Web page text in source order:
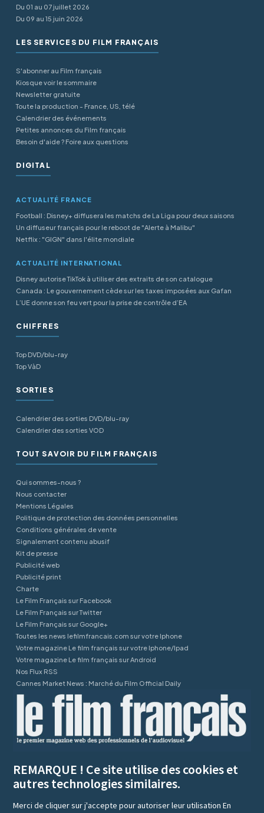
Du 01 au 07 juillet 2026
Du 09 au 15 juin 2026
LES SERVICES DU FILM FRANÇAIS
S'abonner au Film français
Kiosque voir le sommaire
Newsletter gratuite
Toute la production - France, US, télé
Calendrier des événements
Petites annonces du Film français
Besoin d'aide ? Foire aux questions
DIGITAL
ACTUALITÉ FRANCE
Football : Disney+ diffusera les matchs de La Liga pour deux saisons
Un diffuseur français pour le reboot de "Alerte à Malibu"
Netflix : "GIGN" dans l'élite mondiale
ACTUALITÉ INTERNATIONAL
Disney autorise TikTok à utiliser des extraits de son catalogue
Canada : Le gouvernement cède sur les taxes imposées aux Gafan
L’UE donne son feu vert pour la prise de contrôle d’EA
CHIFFRES
Top DVD/blu-ray
Top VàD
SORTIES
Calendrier des sorties DVD/blu-ray
Calendrier des sorties VOD
TOUT SAVOIR DU FILM FRANÇAIS
Qui sommes-nous ?
Nous contacter
Mentions Légales
Politique de protection des données personnelles
Conditions générales de vente
Signalement contenu abusif
Kit de presse
Publicité web
Publicité print
Charte
Le Film Français sur Facebook
Le Film Français sur Twitter
Le Film Français sur Google+
Toutes les news lefilmfrancais.com sur votre Iphone
Votre magazine Le film français sur votre Iphone/Ipad
Votre magazine Le film français sur Android
Nos Flux RSS
Cannes Market News : Marché du Film Official Daily
REMARQUE ! Ce site utilise des cookies et
autres technologies similaires.
Merci de cliquer sur j'accepte pour autoriser leur utilisationEn